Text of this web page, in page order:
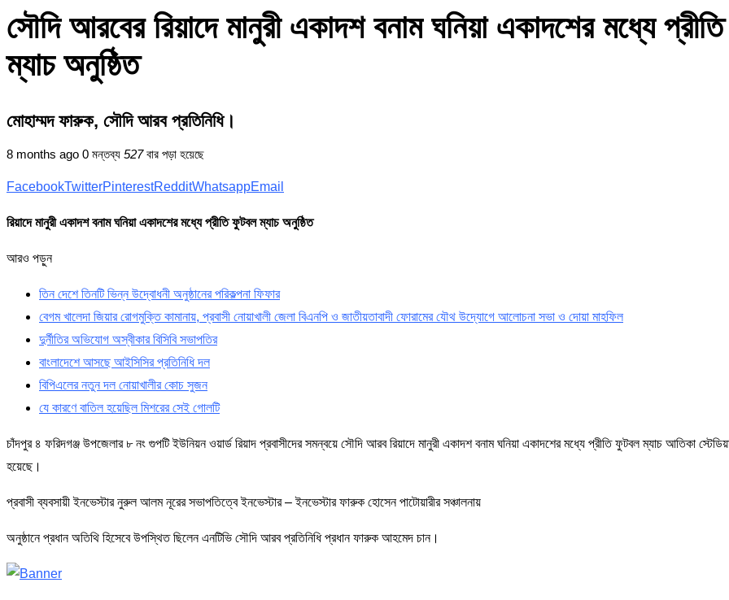
সৌদি আরবের রিয়াদে মানুরী একাদশ বনাম ঘনিয়া একাদশের মধ্যে
ম্যাচ অনুষ্ঠিত
মোহাম্মদ ফারুক, সৌদি আরব প্রতিনিধি।
8 months ago 0 মন্তব্য 527বার পড়া হয়েছে
FacebookTwitterPinterestRedditWhatsappEmail
রিয়াদে মানুরী একাদশ বনাম ঘনিয়া একাদশের মধ্যে প্রীতি ফুটবল ম্যাচ অনুষ্ঠিত
আরও পড়ুন
তিন দেশে তিনটি ভিন্ন উদ্বোধনী অনুষ্ঠানের পরিকল্পনা ফিফার
বেগম খালেদা জিয়ার রোগমুক্তি কামানায়, প্রবাসী নোয়াখালী জেলা বিএনপি ও জাতীয়তাবাদী ফোরামের যৌথ উদ্যোগে আলোচনা সভা ও দোয়া মাহফিল
দুর্নীতির অভিযোগ অস্বীকার বিসিবি সভাপতির
বাংলাদেশে আসছে আইসিসির প্রতিনিধি দল
বিপিএলের নতুন দল নোয়াখালীর কোচ সুজন
যে কারণে বাতিল হয়েছিল মিশরের সেই গোলটি
চাঁদপুর ৪ ফরিদগঞ্জ উপজেলার ৮ নং গুপটি ইউনিয়ন ওয়ার্ড রিয়াদ প্রবাসীদের সমন্বয়ে সৌদি আরব রিয়াদে মানুরী একাদশ বনাম ঘনিয়া একাদশের মধ্যে প্রীতি ফুটবল ম্যাচ আতিকা
হয়েছে।
প্রবাসী ব্যবসায়ী ইনভেস্টার নুরুল আলম নূরের সভাপতিত্বে ইনভেস্টার – ইনভেস্টার ফারুক হোসেন পাটোয়ারীর সঞ্চালনায়
অনুষ্ঠানে প্রধান অতিথি হিসেবে উপস্থিত ছিলেন এনটিভি সৌদি আরব প্রতিনিধি প্রধান ফারুক আহমেদ চান।